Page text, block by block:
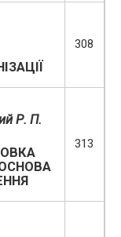
308
Р. П.
313